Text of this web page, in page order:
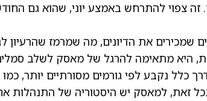
זה צפוי להתרחש באמצע יוני, שהוא גם
שמכירים את הדיונים, מה שמרמז שהרעיון
היא מתאימה להרגל של מאסק לשלב
כלל נקבע לפי גורמים מסורתיים יותר,
זאת, למאסק יש היסטוריה של התנהלות